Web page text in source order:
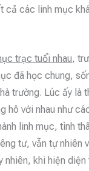
cả các linh mục
trạc tuổi nhau,
đã học chung,
trường. Lúc ấy là
hô với nhau như
linh mục, tình
tư, vẫn tự nhiên
nhiên, khi hiện